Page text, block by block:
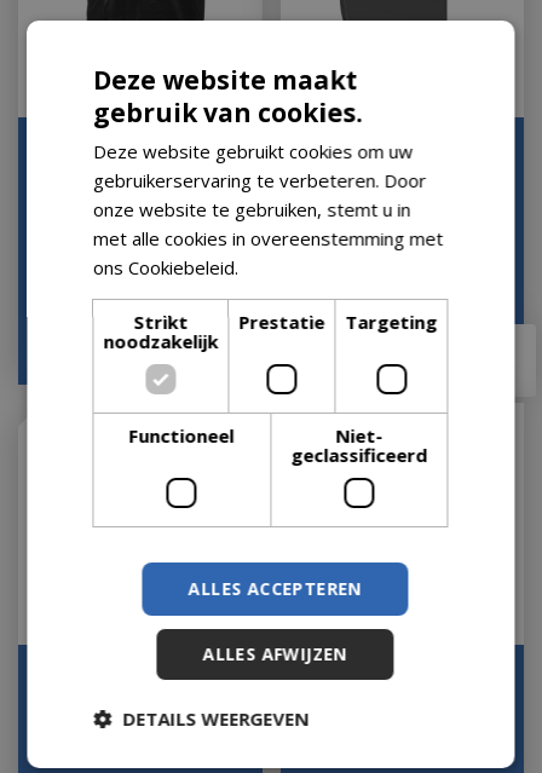
GRLLR Barbecuehoes 22
Large voor Classic en
Pro Zwart BBQ H…
Op voorraad
GRLLR Gietijzeren
Grillplaat Half Rond voor
Ember 22 inch B…
Op voorraad
GRLLR Gietijzeren
Ember 22 inch BBQ
GRLLR Prime G3S 3
with Side Burner
Deze website maakt
gebruik van cookies.
Deze website gebruikt cookies om uw
gebruikerservaring te verbeteren. Door
onze website te gebruiken, stemt u in
met alle cookies in overeenstemming met
ons Cookiebeleid.
Strikt
noodzakelijk
Prestatie Targeting
Functioneel
Niet-
geclassificeerd
ALLES ACCEPTEREN
ALLES AFWIJZEN
DETAILS WEERGEVEN